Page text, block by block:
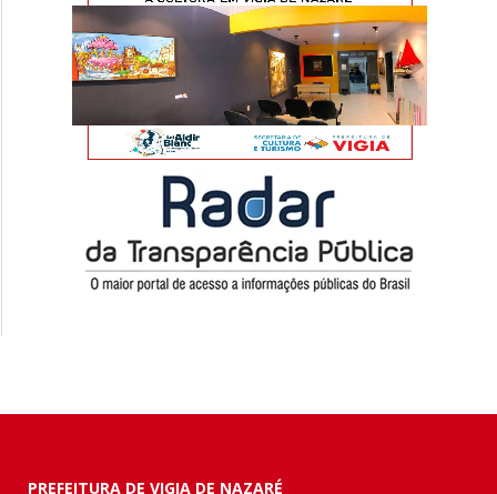
PREFEITURA DE VIGIA DE NAZARÉ